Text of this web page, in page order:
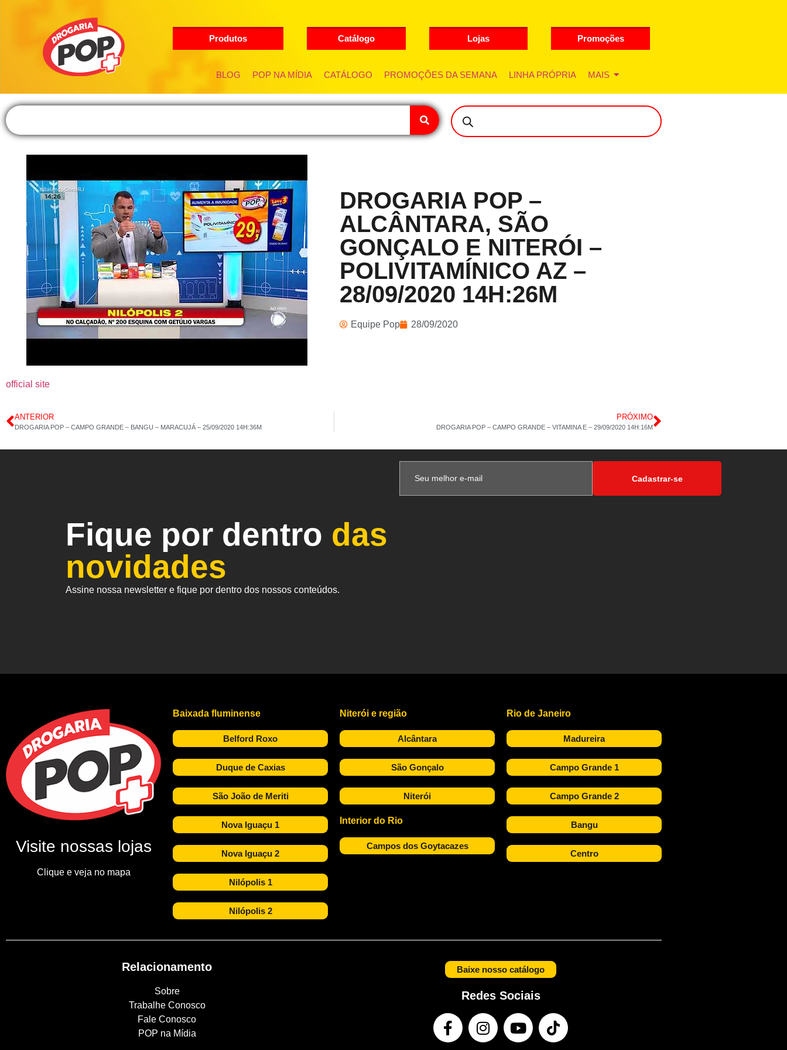
Produtos Catálogo Lojas Promoções
BLOG POP NA MÍDIA CATÁLOGO PROMOÇÕES DA SEMANA LINHA PRÓPRIA MAIS
DROGARIA POP –
ALCÂNTARA, SÃO
GONÇALO E NITERÓI –
POLIVITAMÍNICO AZ –
28/09/2020 14H:26M
Equipe Pop 28/09/2020
official site
ANTERIOR
DROGARIA POP – CAMPO GRANDE – BANGU – MARACUJÁ – 25/09/2020 14H:36M
PRÓXIMO
DROGARIA POP – CAMPO GRANDE – VITAMINA E – 29/09/2020 14H:16M
Fique por dentro das
novidades
Assine nossa newsletter e fique por dentro dos nossos conteúdos.
Cadastrar-se
Visite nossas lojas
Clique e veja no mapa
Baixada fluminense
Belford Roxo
Duque de Caxias
São João de Meriti
Nova Iguaçu 1
Nova Iguaçu 2
Nilópolis 1
Nilópolis 2
Niterói e região
Alcântara
São Gonçalo
Niterói
Interior do Rio
Campos dos Goytacazes
Rio de Janeiro
Madureira
Campo Grande 1
Campo Grande 2
Bangu
Centro
Relacionamento
Sobre
Trabalhe Conosco
Fale Conosco
POP na Mídia
Baixe nosso catálogo
Redes Sociais